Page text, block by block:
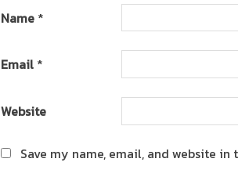
Name *
Email *
Website
Save my name, email, and website